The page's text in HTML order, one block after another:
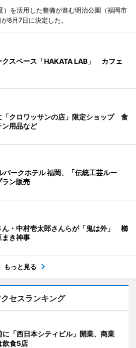
）を活用した整備が進む明治公園（福岡市
8月7日に決定した。
クスペース「HAKATA LAB」 カフェ
「クロワッサンの店」限定ショップ 食
用品など
パークホテル 福岡、「伝統工芸ルー
ラン販売
ん・中村壱太郎さんらが「鬼は外」 櫛
まき神事
もっと見る
セスランキング
に「西日本シティビル」開業、商業
飲食5店